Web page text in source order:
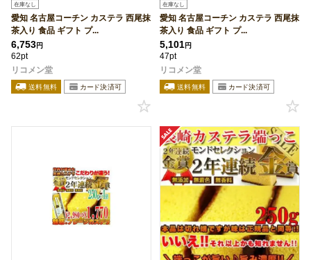
在庫なし
愛知 名古屋コーチン カステラ 西尾抹
茶入り 食品 ギフト プ...
6,753円
62pt
リコメン堂
在庫なし
愛知 名古屋コーチン カステラ 西尾抹
茶入り 食品 ギフト プ...
5,101円
47pt
リコメン堂